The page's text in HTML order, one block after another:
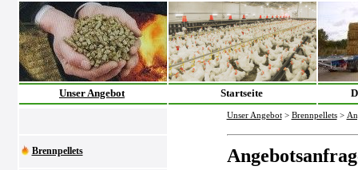
Unser Angebot Startseite
Brennpellets
Unser Angebot > Brennpellets >